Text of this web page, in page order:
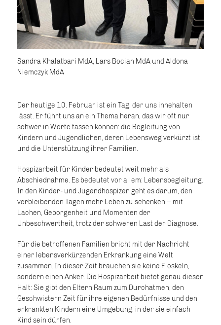
Sandra Khalatbari MdA, Lars Bocian MdA und Aldona
Niemczyk MdA
Der heutige 10. Februar ist ein Tag, der uns innehalten
lässt. Er führt uns an ein Thema heran, das wir oft nur
schwer in Worte fassen können: die Begleitung von
Kindern und Jugendlichen, deren Lebensweg verkürzt ist,
und die Unterstützung ihrer Familien.
Hospizarbeit für Kinder bedeutet weit mehr als
Abschiednahme. Es bedeutet vor allem: Lebensbegleitung.
In den Kinder- und Jugendhospizen geht es darum, den
verbleibenden Tagen mehr Leben zu schenken – mit
Lachen, Geborgenheit und Momenten der
Unbeschwertheit, trotz der schweren Last der Diagnose.
Für die betroffenen Familien bricht mit der Nachricht
einer lebensverkürzenden Erkrankung eine Welt
zusammen. In dieser Zeit brauchen sie keine Floskeln,
sondern einen Anker. Die Hospizarbeit bietet genau diesen
Halt: Sie gibt den Eltern Raum zum Durchatmen, den
Geschwistern Zeit für ihre eigenen Bedürfnisse und den
erkrankten Kindern eine Umgebung, in der sie einfach
Kind sein dürfen.